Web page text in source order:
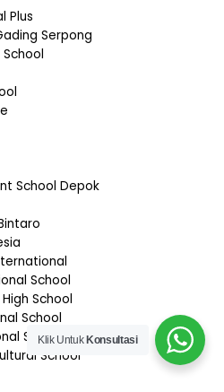
Plus
Serpong
School Depok
School
School
School
School
School
Klik Untuk Konsultasi